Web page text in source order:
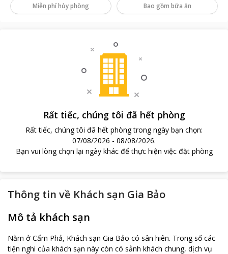
Miễn phí hủy phòng Bao gồm bữa ăn
Rất tiếc, chúng tôi đã hết phòng
Rất tiếc, chúng tôi đã hết phòng trong ngày bạn chọn:
07/08/2026 - 08/08/2026.
Bạn vui lòng chọn lại ngày khác để thực hiện việc đặt phòng
Thông tin về Khách sạn Gia Bảo
Mô tả khách sạn
Nằm ở Cẩm Phả, Khách sạn Gia Bảo có sân hiên. Trong số các
tiện nghi của khách sạn này còn có sảnh khách chung, dịch vụ